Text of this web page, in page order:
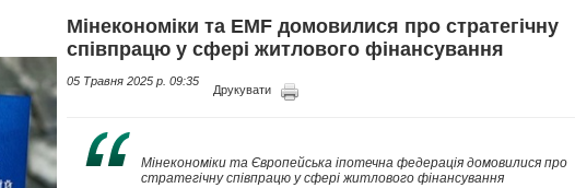
Мінекономіки та EMF домовилися про стратегічну
співпрацю у сфері житлового фінансування
05 Травня 2025 p. 09:35
Друкувати
Мінекономіки та Європейська іпотечна федерація домовилися про
стратегічну співпрацю у сфері житлового фінансування